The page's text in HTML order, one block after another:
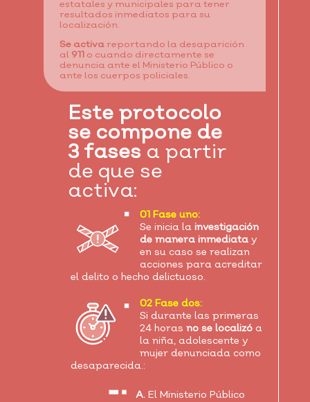
estatales y municipales para tener
resultados inmediatos para su
localización.
Se activareportando la desaparición
al 911
o cuando directamente se
denuncia ante el Ministerio Público o
ante los cuerpos policiales.
Este protocolo
se compone de
3 fases a partir
de que se
activa:
01 Fase uno:
Se inicia la investigación
de manera inmediatay
en su caso se realizan
acciones para acreditar
el delito o hecho delictuoso.
02 Fase dos:
Si durante las primeras
24 horas no se localizóa
la niña, adolescente y
mujer denunciada como
desaparecida.:
A.El Ministerio Público